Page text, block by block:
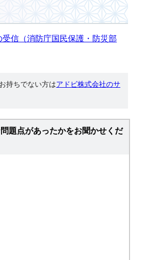
信（消防庁国民保護・防災部
持ちでない方はアドビ株式会社のサ
題点があったかをお聞かせくだ